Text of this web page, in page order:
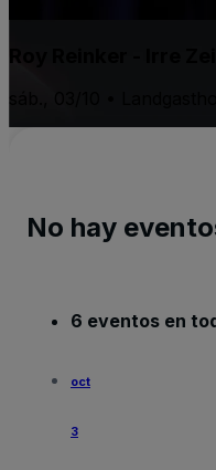
Roy Reinker - Irre
No hay
6 eventos en
oct
3